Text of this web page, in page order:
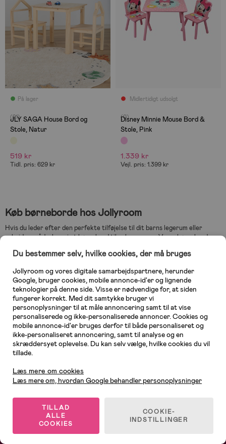
På lager
(21)
JLY SAGA House Bord og
Stole, Natur
519 kr
Tidl. pris: 629 kr
Midlertidigt udsolgt
(0)
Disney Minnie Mouse Bord &
Stole, Pink
1.339 kr
Vejl. pris: 1.399 kr
Køb børneborde hos Jollyroom
Hvis du leder efter den perfekte tilføjelse til dit barns legerum eller
arbejdsområde, har vi et børnebord til enhver smag. Vores børneborde
gør dem til en fantastisk tilføjelse til ethvert børneværelse. Legebordene
følelse af uafhængighed. Indret børneværelset med et lille børnebord,
som dit barn kan læse, male eller lave lektier ved.
Børneborde med stole
Et børnebord er så meget mere end bare et bord - det er et sted, hvor dit
barn kan udtrykke sin fantasi, kreativitet og uafhængighed. Med et bord i
den rigtige højde, tilpasset små hænder, kan børn både lege og lære på en
måde, der føles tryg og sjov. Bordenes stabile og holdbare design gør, at
de kan holde til mange års leg, ballade og eventyr. Fuldend børneværelset
kreative.
børneværelset mere hyggeligt med vores
Du bestemmer selv, hvilke cookies, der må bruges
Jollyroom og vores digitale samarbejdspartnere, herunder
Google, bruger cookies, mobile annonce-id'er og lignende
teknologier på denne side. Visse er nødvendige for, at siden
fungerer korrekt. Med dit samtykke bruger vi
personoplysninger til at måle annoncering samt til at vise
personaliserede og ikke-personaliserede annoncer. Cookies og
mobile annonce-id'er bruges derfor til både personaliseret og
ikke-personaliseret annoncering, samt til analyse og en
skræddersyet oplevelse. Du kan selv vælge, hvilke cookies du vil
tillade.
Læs mere om cookies
Læs mere om, hvordan Google behandler personoplysninger
TILLAD
ALLE
COOKIES
COOKIE-
INDSTILLINGER